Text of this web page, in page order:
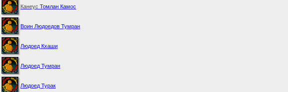
Канеус Томлан Камос
Воин Людоедов Тумран
Людоед Кхаши
Людоед Тумран
Людоед Турак